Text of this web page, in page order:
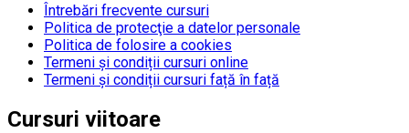
Întrebări frecvente cursuri
Politica de protecţie a datelor personale
Politica de folosire a cookies
Termeni și condiții cursuri online
Termeni și condiții cursuri față în față
Cursuri viitoare